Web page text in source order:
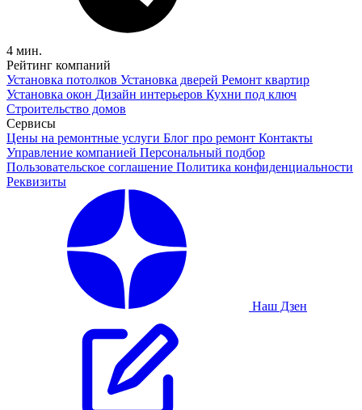
4 мин.
Рейтинг компаний
Установка потолков Установка дверей Ремонт квартир
Установка окон Дизайн интерьеров Кухни под ключ
Строительство домов
Сервисы
Цены на ремонтные услуги Блог про ремонт Контакты
Управление компанией Персональный подбор
Пользовательское соглашение Политика конфиденциальности
Реквизиты
Наш Дзен